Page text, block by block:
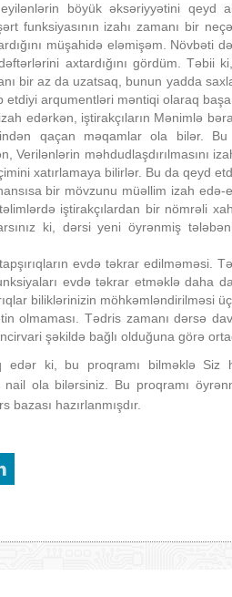
böyük əksəriyyətini qeyd
funksiyasının izahı zamanı bir
müşahidə eləmişəm. Növbəti
axtardığını gördüm. Təbii
bir az da uzatsaq, bunun yadda
etdiyi arqumentləri məntiqi olaraq
edərkən, iştirakçıların Mənimlə
qaçan məqamlar ola bilər.
Verilənlərin məhdudlaşdırılmasını
xatırlamaya bilirlər. Bu da qeyd
bir mövzunu müəllim izah edə-
iştirakçılardan bir nömrəli
ki, dərsi yeni öyrənmiş
evdə təkrar edilməməsi.
evdə təkrar etməklə daha
biliklərinizin möhkəmləndirilməsi
olmaması. Tədris zamanı dərsə
şəkildə bağlı olduğuna görə
edər ki, bu proqramı bilməklə Siz
nail ola bilərsiniz. Bu proqramı
hazırlanmışdır.